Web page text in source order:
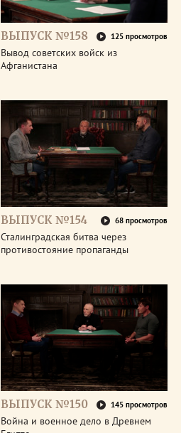
ВЫПУСК №158 125 просмотров
Вывод советских войск из
Афганистана
ВЫПУСК №154 68 просмотров
Сталинградская битва через
противостояние пропаганды
ВЫПУСК №150 145 просмотров
Война и военное дело в Древнем